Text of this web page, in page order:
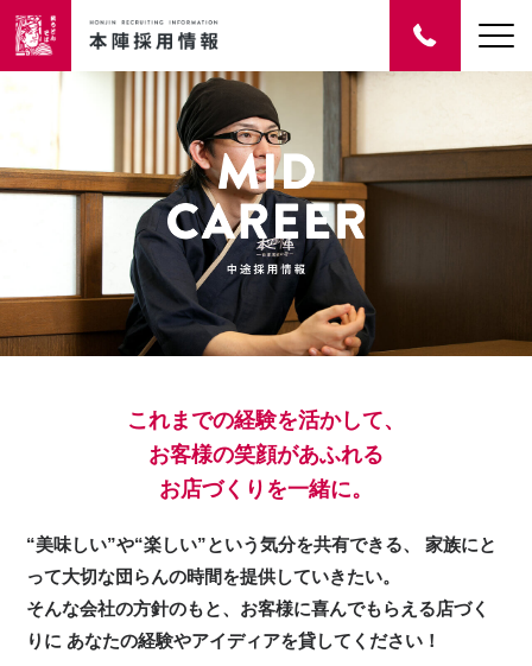
これまでの経験を活かして、
お客様の笑顔があふれる
お店づくりを一緒に。
“美味しい”や“楽しい”という気分を共有できる、
家族にと
って大切な団らんの時間を提供していきたい。
そんな会社の方針のもと、お客様に喜んでもらえる店づく
りに あなたの経験やアイディアを貸してください！